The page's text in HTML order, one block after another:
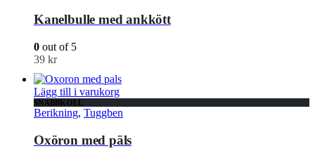
Kanelbulle med ankkött
0 out of 5
39 kr
Lägg till i varukorg
SNABBKOLL
Berikning, Tuggben
Oxöron med päls